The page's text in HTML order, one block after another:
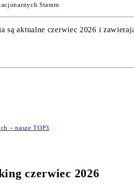
Stamm
są aktualne czerwiec 2026 i
– nasze TOP3
czerwiec 2026